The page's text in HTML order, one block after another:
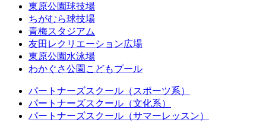
東原公園球技場
ちがむら球技場
青梅スタジアム
友田レクリエーション広場
東原公園水泳場
わかぐさ公園こどもプール
パートナーズスクール（スポーツ系）
パートナーズスクール（文化系）
パートナーズスクール（サマーレッスン）